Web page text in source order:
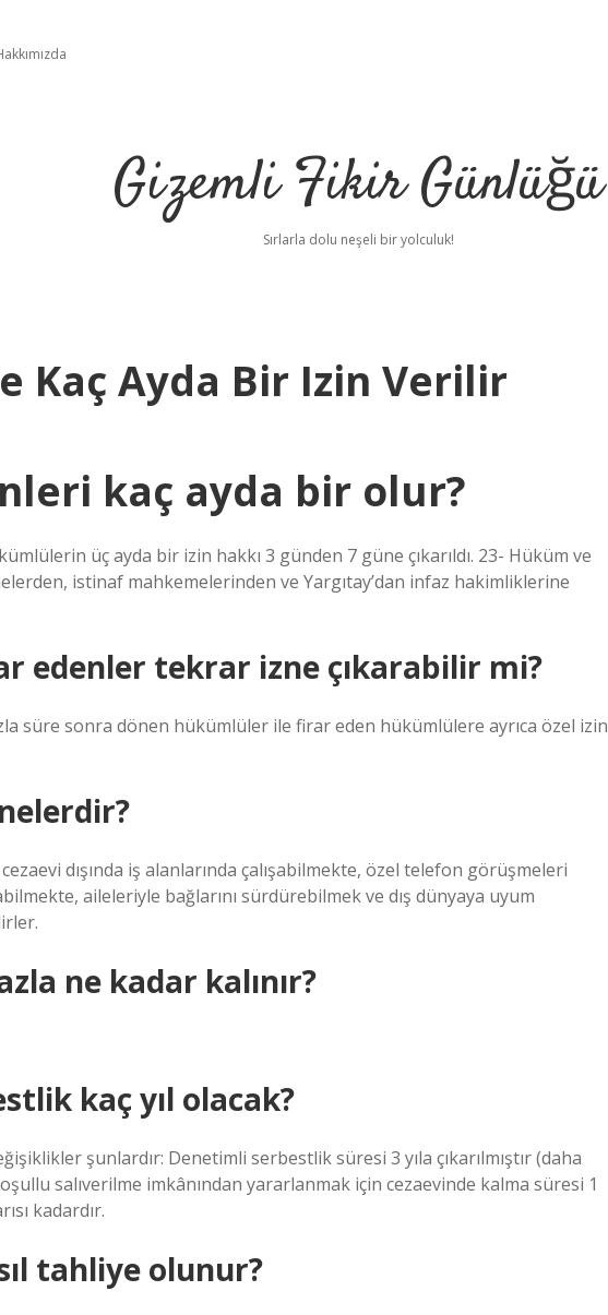
Gizemli Fikir Günlüğü
Sırlarla dolu neşeli bir yolculuk!
Kaç Ayda Bir Izin Verilir
kaç ayda bir olur?
üç ayda bir izin hakkı 3 günden 7 güne çıkarıldı. 23- Hüküm ve
istinaf mahkemelerinden ve Yargıtay’dan infaz hakimliklerine
edenler tekrar izne çıkarabilir mi?
süre sonra dönen hükümlüler ile firar eden hükümlülere ayrıca özel izin
dışında iş alanlarında çalışabilmekte, özel telefon görüşmeleri
aileleriyle bağlarını sürdürebilmek ve dış dünyaya uyum
ne kadar kalınır?
kaç yıl olacak?
şunlardır: Denetimli serbestlik süresi 3 yıla çıkarılmıştır (daha
salıverilme imkânından yararlanmak için cezaevinde kalma süresi 1
kadardır.
tahliye olunur?